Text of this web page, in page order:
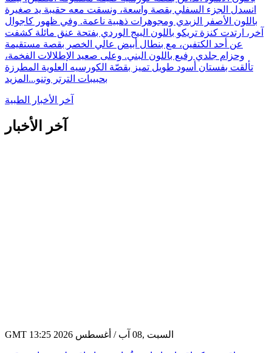
انسدل الجزء السفلي بقصة واسعة، ونسقت معه حقيبة يد صغيرة
باللون الأصفر الزبدي ومجوهرات ذهبية ناعمة. وفي ظهور كاجوال
آخر، ارتدت كنزة تريكو باللون البيج الوردي بفتحة عنق مائلة كشفت
عن أحد الكتفين، مع بنطال أبيض عالي الخصر بقصة مستقيمة
وحزام جلدي رفيع باللون البني. وعلى صعيد الإطلالات الفخمة،
تألقت بفستان أسود طويل تميز بقصّة الكورسيه العلوية المطرزة
بحبيبات الترتر وتنو... المزيد
آخر الأخبار الطبية
آخر الأخبار
GMT 13:25 2026 السبت ,08 آب / أغسطس